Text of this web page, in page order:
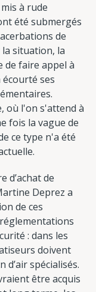
à rude
été submergés
de
situation, la
de faire appel à
écourté ses
où l'on s'attend à
fois la vague de
ce type n'a été
d’achat de
Deprez a
de ces
: dans les
doivent
spécialisés.
être acquis